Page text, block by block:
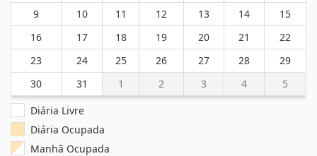
9
10 11 12 13 14
15
16
17 18 19 20 21
22
23
24 25 26 27 28
29
30
31 1 2 3 4
5
Diária Livre
Diária Ocupada
Manhã Ocupada